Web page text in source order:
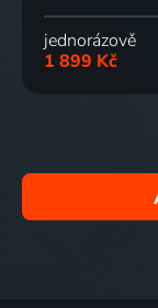
jednorázově
1 899 Kč